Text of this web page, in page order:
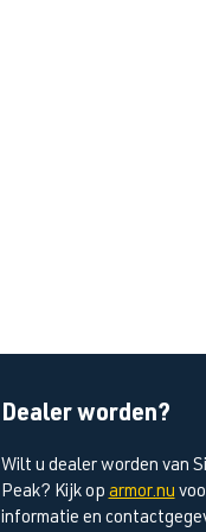
Dealer worden?
Wilt u dealer worden van
Peak? Kijk op armor.nu
informatie en